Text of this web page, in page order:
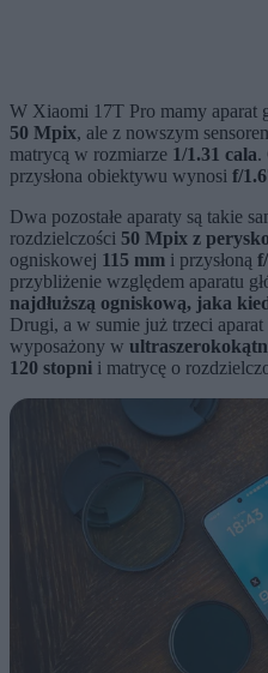
W Xiaomi 17T Pro mamy aparat
50 Mpix, ale z nowszym
matrycą w rozmiarze 1/1.31 cala.
przysłona obiektywu wynosi f/
Dwa pozostałe aparaty są takie
rozdzielczości 50 Mpix z
ogniskowej 115 mm i przysłoną
przybliżenie względem aparatu
najdłuższą ogniskową, jaka
Drugi, a w sumie już trzeci
wyposażony w
120 stopni i matrycę o